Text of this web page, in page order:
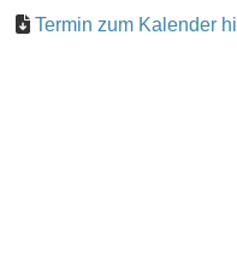
Termin zum Kalender